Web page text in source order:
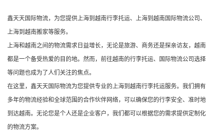
鑫天天国际物流，为您提供上海到越南行李托运、上海到越南国际物流公司、
上海到越南搬家等服务。
上海和越南之间的物流需求日益增长，无论是旅游、商务还是探亲访友，越南
都是一个备受热爱的目的地。然而，前往越南的行李托运、国际物流公司选择
等问题也成为了人们关注的焦点。
在这里，鑫天天国际物流为您提供专业的上海到越南行李托运服务。我们拥有
多年的物流经验和全球范围的合作伙伴网络，可以确保您的行李安全、准时地
到达越南。无论您是个人还是企业客户，我们都可以根据您的需求提供定制化
的物流方案。